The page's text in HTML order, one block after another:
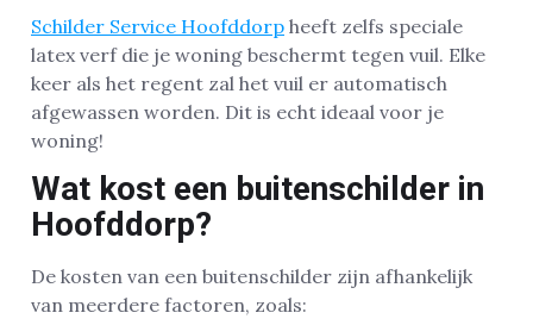
Schilder Service Hoofddorp heeft zelfs speciale
latex verf die je woning beschermt tegen vuil. Elke
keer als het regent zal het vuil er automatisch
afgewassen worden. Dit is echt ideaal voor je
woning!
Wat kost een buitenschilder in
Hoofddorp?
De kosten van een buitenschilder zijn afhankelijk
van meerdere factoren, zoals: